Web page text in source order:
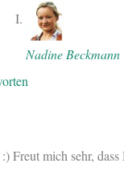
Nadine Beckmann
Freut mich sehr,